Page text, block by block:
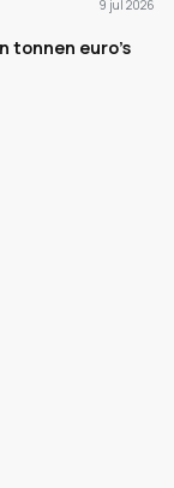
9 jul 2026
tonnen euro's